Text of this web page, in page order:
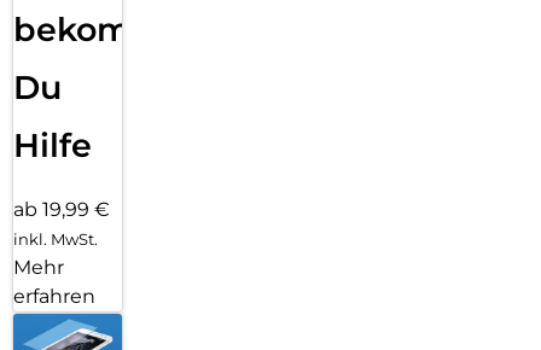
bekommst
Du
Hilfe
ab 19,99 €
inkl. MwSt.
Mehr
erfahren